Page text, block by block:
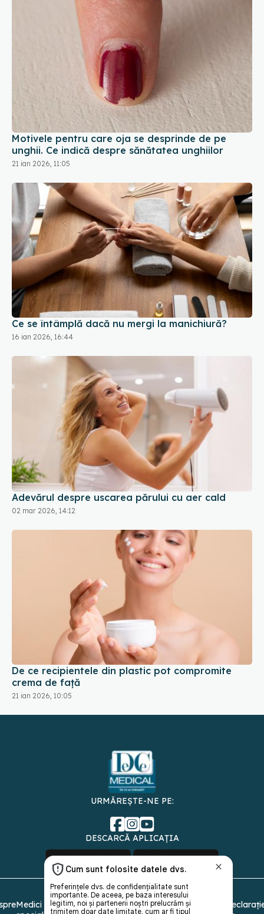
Motivele pentru care oja se desprinde de pe
unghii. Ce indică despre sănătatea unghiilor
21 ian 2026, 11:05
Ce se întâmplă dacă nu mergi la manichiură?
16 ian 2026, 16:44
Adevărul despre uscarea părului cu aer cald
02 mar 2026, 14:12
De ce recipientele din plastic pot compromite
crema de față
21 ian 2026, 10:05
URMĂREȘTE-NE PE:
DESCARCĂ APLICAȚIA
Medici și
Politica de
Politica Gestionați